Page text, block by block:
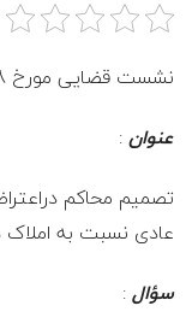
ج
ع
ف
ر
نشست قضایی مورخ 10/2/1388 قضات دادگستري خميني شهر
عنوان:
تصمیم محاکم
عادی نسبت به املاک
سؤال: